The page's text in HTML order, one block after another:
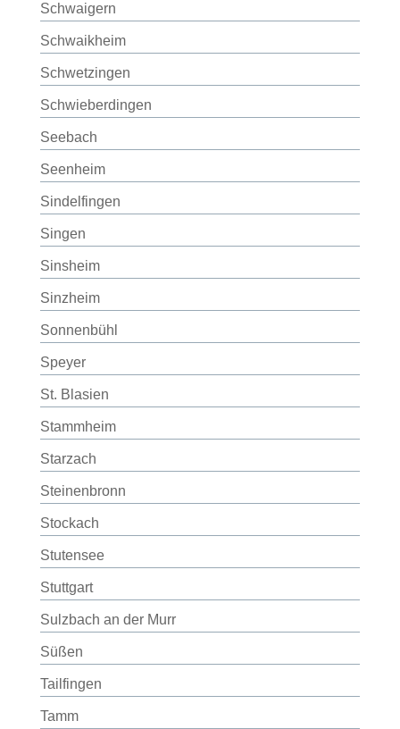
Schwaigern
Schwaikheim
Schwetzingen
Schwieberdingen
Seebach
Seenheim
Sindelfingen
Singen
Sinsheim
Sinzheim
Sonnenbühl
Speyer
St. Blasien
Stammheim
Starzach
Steinenbronn
Stockach
Stutensee
Stuttgart
Sulzbach an der Murr
Süßen
Tailfingen
Tamm